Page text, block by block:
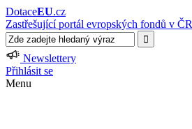
DotaceEU.cz
Zastřešující portál evropských fondů v ČR
Newslettery
Přihlásit se
Menu